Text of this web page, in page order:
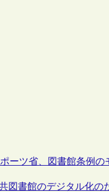
ーツ省、図書館条例
図書館のデジタル化